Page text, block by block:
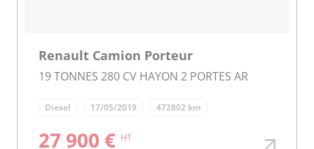
Renault Camion Porteur
19 TONNES 280 CV HAYON 2 PORTES AR
Diesel 17/05/2019 472802 km
27 900 € HT